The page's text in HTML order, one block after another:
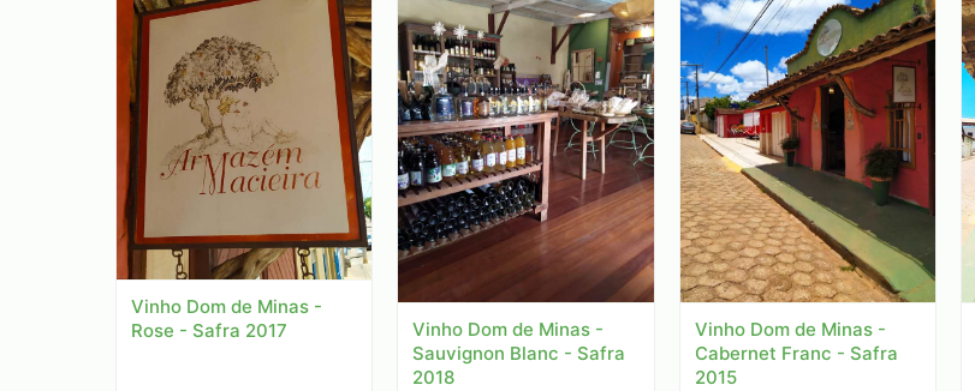
Vinho Dom de Minas -
Rose - Safra 2017
Vinho Dom de Minas -
Sauvignon Blanc - Safra
2018
Vinho Dom de Minas -
Cabernet Franc - Safra
2015